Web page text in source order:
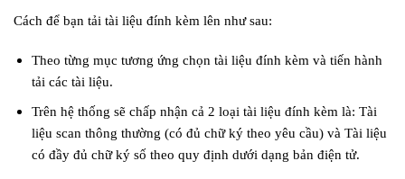
Cách để bạn tải tài liệu đính kèm lên như sau:
Theo từng mục tương ứng chọn tài liệu đính kèm và tiến hành
tải các tài liệu.
Trên hệ thống sẽ chấp nhận cả 2 loại tài liệu đính kèm là: Tài
liệu scan thông thường (có đủ chữ ký theo yêu cầu) và Tài liệu
có đầy đủ chữ ký số theo quy định dưới dạng bản điện tử.